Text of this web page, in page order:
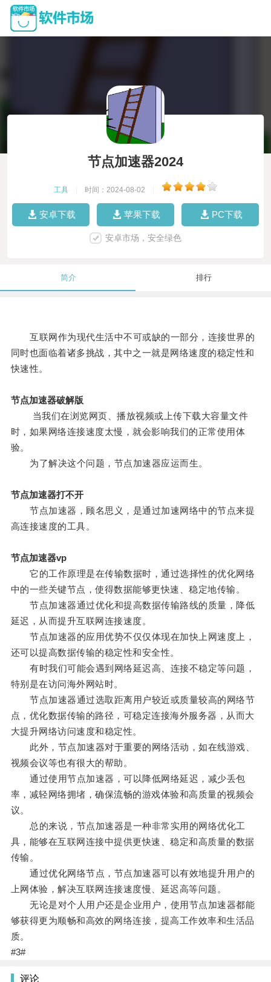
节点加速器2024
工具 时间：2024-08-02
安卓下载 苹果下载 PC下载
安卓市场，安全绿色
简介 排行
互联网作为现代生活中不可或缺的一部分，连接世界的
同时也面临着诸多挑战，其中之一就是网络速度的稳定性和
快速性。
节点加速器破解版
当我们在浏览网页、播放视频或上传下载大容量文件
时，如果网络连接速度太慢，就会影响我们的正常使用体
验。
为了解决这个问题，节点加速器应运而生。
节点加速器打不开
节点加速器，顾名思义，是通过加速网络中的节点来提
高连接速度的工具。
节点加速器vp
它的工作原理是在传输数据时，通过选择性的优化网络
中的一些关键节点，使得数据能够更快速、稳定地传输。
节点加速器通过优化和提高数据传输路线的质量，降低
延迟，从而提升互联网连接速度。
节点加速器的应用优势不仅仅体现在加快上网速度上，
还可以提高数据传输的稳定性和安全性。
有时我们可能会遇到网络延迟高、连接不稳定等问题，
特别是在访问海外网站时。
节点加速器通过选取距离用户较近或质量较高的网络节
点，优化数据传输的路径，可稳定连接海外服务器，从而大
大提升网络访问速度和稳定性。
此外，节点加速器对于重要的网络活动，如在线游戏、
视频会议等也有很大的帮助。
通过使用节点加速器，可以降低网络延迟，减少丢包
率，减轻网络拥堵，确保流畅的游戏体验和高质量的视频会
议。
总的来说，节点加速器是一种非常实用的网络优化工
具，能够在互联网连接中提供更快速、稳定和高质量的数据
传输。
通过优化网络节点，节点加速器可以有效地提升用户的
上网体验，解决互联网连接速度慢、延迟高等问题。
无论是对个人用户还是企业用户，使用节点加速器都能
够获得更为顺畅和高效的网络连接，提高工作效率和生活品
质。
#3#
评论